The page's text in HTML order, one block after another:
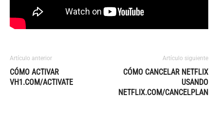
Artículo anterior
CÓMO ACTIVAR
VH1.COM/ACTIVATE
Artículo siguiente
CÓMO CANCELAR NETFLIX
USANDO
NETFLIX.COM/CANCELPLAN